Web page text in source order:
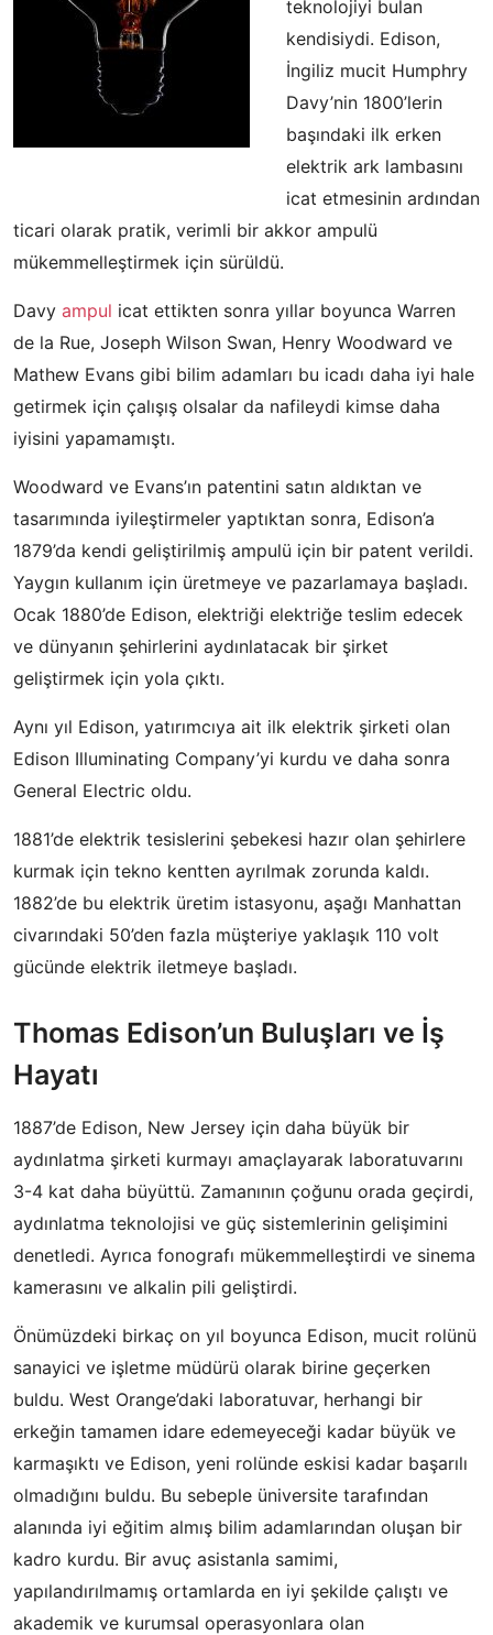
teknolojiyi bulan
kendisiydi. Edison,
İngiliz mucit Humphry
Davy’nin 1800’lerin
başındaki ilk erken
elektrik ark lambasını
icat etmesinin ardından
ticari olarak pratik, verimli bir akkor ampulü
mükemmelleştirmek için sürüldü.
Davy ampul icat ettikten sonra yıllar boyunca Warren
de la Rue, Joseph Wilson Swan, Henry Woodward ve
Mathew Evans gibi bilim adamları bu icadı daha iyi hale
getirmek için çalışış olsalar da nafileydi kimse daha
iyisini yapamamıştı.
Woodward ve Evans’ın patentini satın aldıktan ve
tasarımında iyileştirmeler yaptıktan sonra, Edison’a
1879’da kendi geliştirilmiş ampulü için bir patent verildi.
Yaygın kullanım için üretmeye ve pazarlamaya başladı.
Ocak 1880’de Edison, elektriği elektriğe teslim edecek
ve dünyanın şehirlerini aydınlatacak bir şirket
geliştirmek için yola çıktı.
Aynı yıl Edison, yatırımcıya ait ilk elektrik şirketi olan
Edison Illuminating Company’yi kurdu ve daha sonra
General Electric oldu.
1881’de elektrik tesislerini şebekesi hazır olan şehirlere
kurmak için tekno kentten ayrılmak zorunda kaldı.
1882’de bu elektrik üretim istasyonu, aşağı Manhattan
civarındaki 50’den fazla müşteriye yaklaşık 110 volt
gücünde elektrik iletmeye başladı.
Thomas Edison’un Buluşları ve İş
Hayatı
1887’de Edison, New Jersey için daha büyük bir
aydınlatma şirketi kurmayı amaçlayarak laboratuvarını
3-4 kat daha büyüttü. Zamanının çoğunu orada geçirdi,
aydınlatma teknolojisi ve güç sistemlerinin gelişimini
denetledi. Ayrıca fonografı mükemmelleştirdi ve sinema
kamerasını ve alkalin pili geliştirdi.
Önümüzdeki birkaç on yıl boyunca Edison, mucit rolünü
sanayici ve işletme müdürü olarak birine geçerken
buldu. West Orange’daki laboratuvar, herhangi bir
erkeğin tamamen idare edemeyeceği kadar büyük ve
karmaşıktı ve Edison, yeni rolünde eskisi kadar başarılı
olmadığını buldu. Bu sebeple üniversite tarafından
alanında iyi eğitim almış bilim adamlarından oluşan bir
kadro kurdu. Bir avuç asistanla samimi,
yapılandırılmamış ortamlarda en iyi şekilde çalıştı ve
akademik ve kurumsal operasyonlara olan